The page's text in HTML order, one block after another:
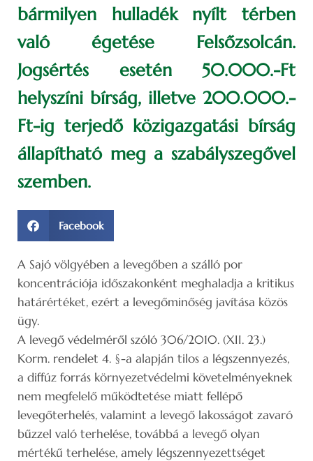
bármilyen hulladék nyílt térben
való égetése Felsőzsolcán.
Jogsértés esetén 50.000.-Ft
helyszíni bírság, illetve 200.000.-
Ft-ig terjedő közigazgatási bírság
állapítható meg a szabályszegővel
szemben.
Facebook
A Sajó völgyében a levegőben a szálló por
koncentrációja időszakonként meghaladja a kritikus
határértéket, ezért a levegőminőség javítása közös
ügy.
A levegő védelméről szóló 306/2010. (XII. 23.)
Korm. rendelet 4. §-a alapján tilos a légszennyezés,
a diffúz forrás környezetvédelmi követelményeknek
nem megfelelő működtetése miatt fellépő
levegőterhelés, valamint a levegő lakosságot zavaró
bűzzel való terhelése, továbbá a levegő olyan
mértékű terhelése, amely légszennyezettséget